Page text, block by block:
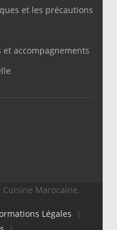
et les précautions
accompagnements
Marocaine.
Légales |